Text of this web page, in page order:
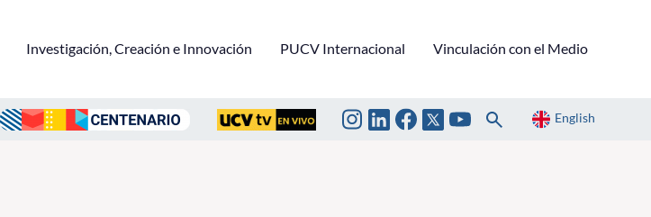
Investigación, Creación e Innovación PUCV Internacional Vinculación con el Medio
English